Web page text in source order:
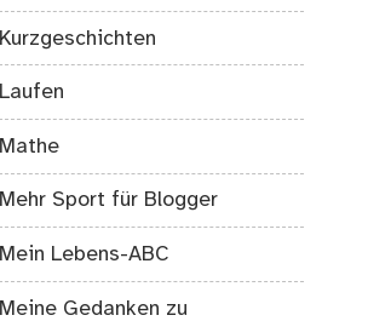
Kurzgeschichten
Laufen
Mathe
Mehr Sport für Blogger
Mein Lebens-ABC
Meine Gedanken zu